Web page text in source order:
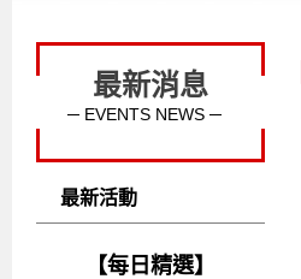
最新消息
─ EVENTS NEWS ─
最新活動
【每日精選】